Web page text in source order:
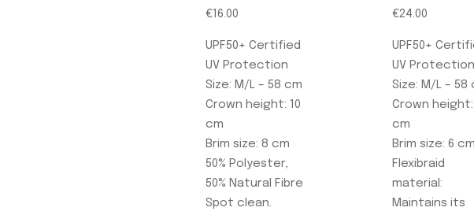
€16.00
UPF50+ Certified
UV Protection
Size: M/L – 58 cm
Crown height: 10
cm
Brim size: 8 cm
50% Polyester,
50% Natural Fibre
Spot clean.
€24.00
UPF50+
UV Protection
Size: M/L – 58
Crown height:
cm
Brim size: 6 cm
Flexibraid
material:
Maintains its